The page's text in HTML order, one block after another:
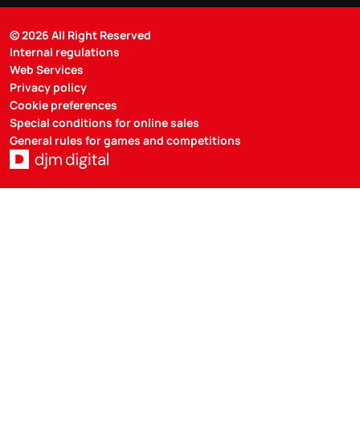
© 2026 All Right Reserved
Internal regulations
Web Services
Privacy policy
Cookie preferences
Special conditions for online sales
General rules for games and competitions